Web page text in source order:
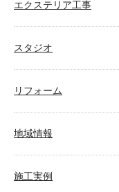
エクステリア工事
スタジオ
リフォーム
地域情報
施工実例